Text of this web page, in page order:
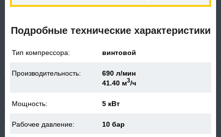
Подробные технические характеристики
Тип компрессора: винтовой
Производительность:
690 л/мин
41.40 м3/ч
Мощность: 5 кВт
Рабочее давление: 10 бар